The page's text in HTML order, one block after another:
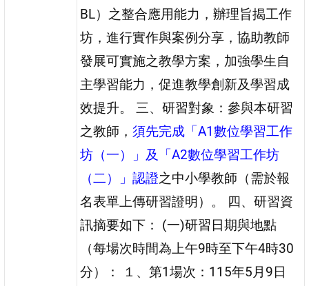
BL）之整合應用能力，辦理旨揭工作
坊，進行實作與案例分享，協助教師
發展可實施之教學方案，加強學生自
主學習能力，促進教學創新及學習成
效提升。 三、研習對象：參與本研習
之教師， 須先完成「A1數位學習工作
坊（一）」及「A2數位學習工作坊
（二）」認證之中小學教師（需於報
名表單上傳研習證明）。 四、研習資
訊摘要如下： (一)研習日期與地點
（每場次時間為上午9時至下午4時30
分）： １、第1場次：115年5月9日